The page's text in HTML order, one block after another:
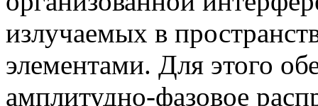
излучаемых в
элементами. Для этого
амплитудно-фазовое